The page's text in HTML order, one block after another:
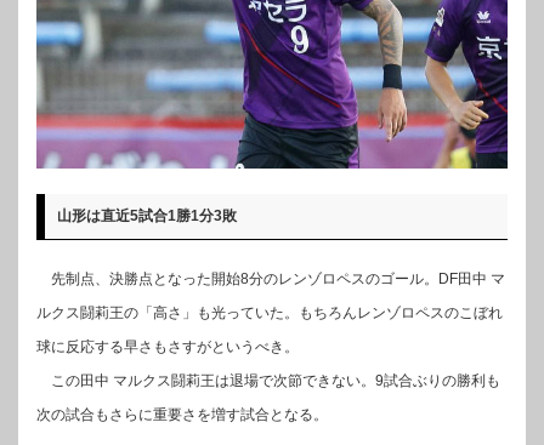
山形は直近5試合1勝1分3敗
先制点、決勝点となった開始8分のレンゾロペスのゴール。DF田中 マ
ルクス闘莉王の「高さ」も光っていた。もちろんレンゾロペスのこぼれ
球に反応する早さもさすがというべき。
この田中 マルクス闘莉王は退場で次節できない。9試合ぶりの勝利も
次の試合もさらに重要さを増す試合となる。